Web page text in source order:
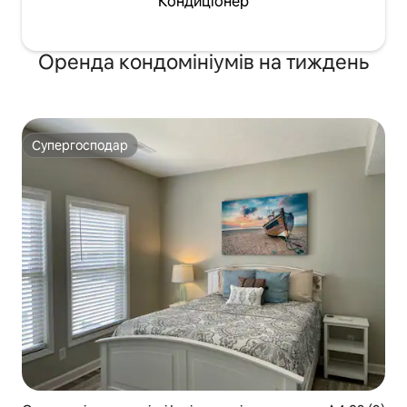
Оренда кондомініумів на тиждень
Супергосподар
Супергосподар